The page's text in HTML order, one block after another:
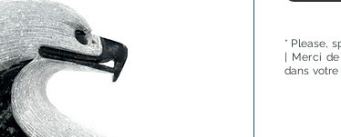
* Please,
| Merci
dans votre